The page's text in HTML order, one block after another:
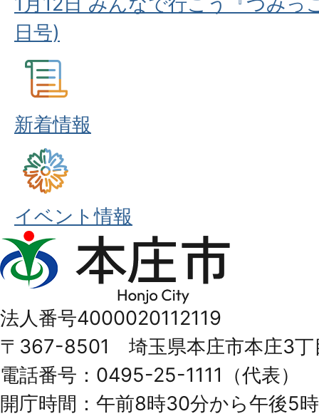
日号)
新着情報
イベント情報
本
庄
Honjo
City
法人番号4000020112119
〒367-8501 埼玉県本庄市本庄3丁
電話番号：0495-25-1111（代表）
開庁時間：午前8時30分から午後5